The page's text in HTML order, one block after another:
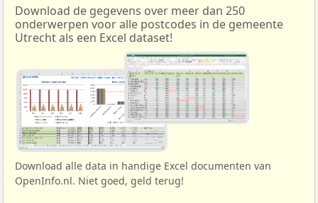
Download de gegevens over meer dan 250
onderwerpen voor alle postcodes in de gemeente
Utrecht als een Excel dataset!
Download alle data in handige Excel documenten van
OpenInfo.nl. Niet goed, geld terug!